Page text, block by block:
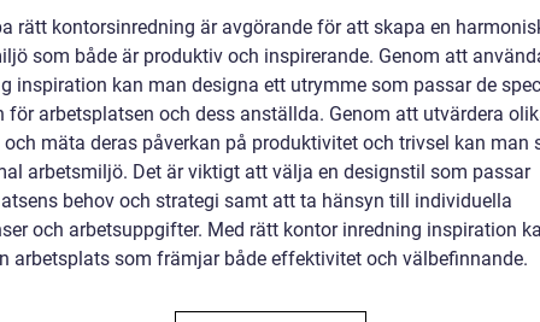
rätt kontorsinredning är avgörande för att skapa en
som både är produktiv och inspirerande. Genom att
inspiration kan man designa ett utrymme som passar de
för arbetsplatsen och dess anställda. Genom att utvärdera
och mäta deras påverkan på produktivitet och trivsel kan man
arbetsmiljö. Det är viktigt att välja en designstil som passar
behov och strategi samt att ta hänsyn till individuella
och arbetsuppgifter. Med rätt kontor inredning inspiration
arbetsplats som främjar både effektivitet och välbefinnande.